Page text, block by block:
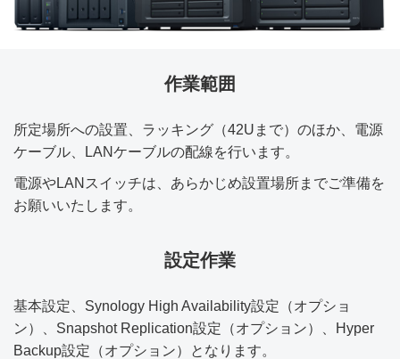
作業範囲
所定場所への設置、ラッキング（42Uまで）のほか、電源
ケーブル、LANケーブルの配線を行います。
電源やLANスイッチは、あらかじめ設置場所までご準備を
お願いいたします。
設定作業
基本設定、Synology High Availability設定（オプショ
ン）、Snapshot Replication設定（オプション）、Hyper
Backup設定（オプション）となります。